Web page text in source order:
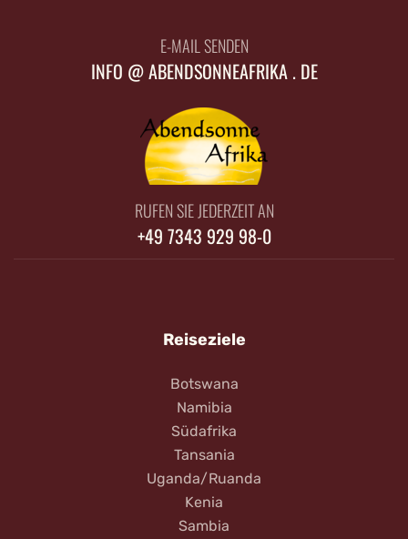
E-MAIL SENDEN
INFO @ ABENDSONNEAFRIKA . DE
RUFEN SIE JEDERZEIT AN
+49 7343 929 98-0
Reiseziele
Botswana
Namibia
Südafrika
Tansania
Uganda/Ruanda
Kenia
Sambia